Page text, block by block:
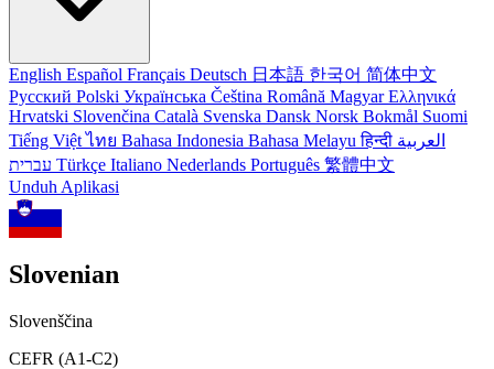
English Español Français Deutsch 日本語 한국어 简体中文
Русский Polski Українська Čeština Română MagyarΕλληνικά
Hrvatski Slovenčina Català Svenska Dansk Norsk Bokmål Suomi
Tiếng Việtไทย Bahasa Indonesia Bahasa Melayuहिन्दी العربية
Türkçe Italiano Nederlands Português 繁體中文
Unduh Aplikasi
Slovenian
Slovenščina
CEFR (A1-C2)